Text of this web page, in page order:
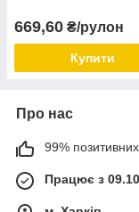
669,60 ₴/рулон
Купити
Про нас
99% позитивних
Працює з